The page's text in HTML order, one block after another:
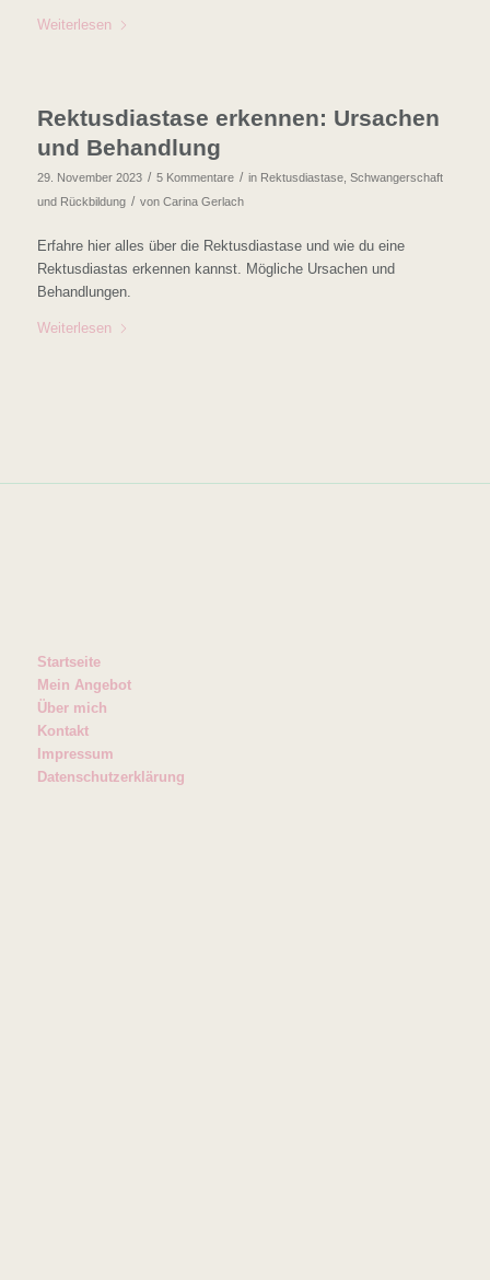
Weiterlesen
Rektusdiastase erkennen: Ursachen
und Behandlung
29. November 2023 / 5 Kommentare / in Rektusdiastase, Schwangerschaft
und Rückbildung / von Carina Gerlach
Erfahre hier alles über die Rektusdiastase und wie du eine
Rektusdiastas erkennen kannst. Mögliche Ursachen und
Behandlungen.
Weiterlesen
Startseite
Mein Angebot
Über mich
Kontakt
Impressum
Datenschutzerklärung